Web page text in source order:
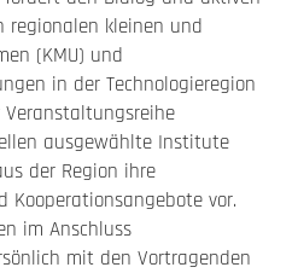
regionalen kleinen und
(KMU) und
in der Technologieregion
Veranstaltungsreihe
ausgewählte Institute
der Region ihre
Kooperationsangebote vor.
im Anschluss
mit den Vortragenden